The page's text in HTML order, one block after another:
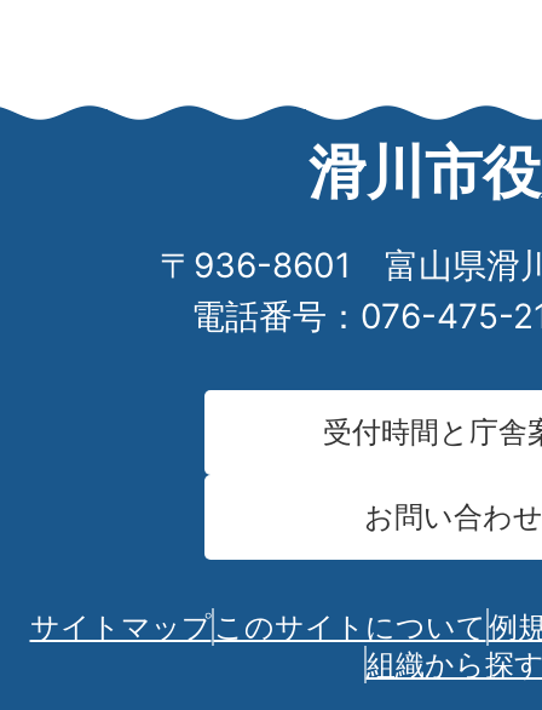
滑川市
〒936-8601 富山県滑
電話番号：076-475-
受付時間と庁舎
お問い合わせ
サイトマップこのサイトについて 例
組織から探